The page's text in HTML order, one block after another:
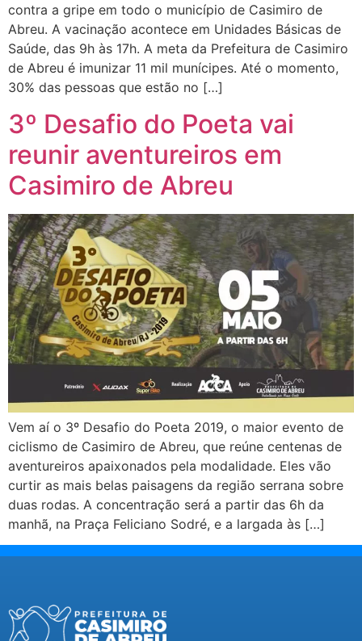
contra a gripe em todo o município de Casimiro de
Abreu. A vacinação acontece em Unidades Básicas de
Saúde, das 9h às 17h. A meta da Prefeitura de Casimiro
de Abreu é imunizar 11 mil munícipes. Até o momento,
30% das pessoas que estão no […]
3º Desafio do Poeta vai
reunir aventureiros em
Casimiro de Abreu
Vem aí o 3º Desafio do Poeta 2019, o maior evento de
ciclismo de Casimiro de Abreu, que reúne centenas de
aventureiros apaixonados pela modalidade. Eles vão
curtir as mais belas paisagens da região serrana sobre
duas rodas. A concentração será a partir das 6h da
manhã, na Praça Feliciano Sodré, e a largada às […]